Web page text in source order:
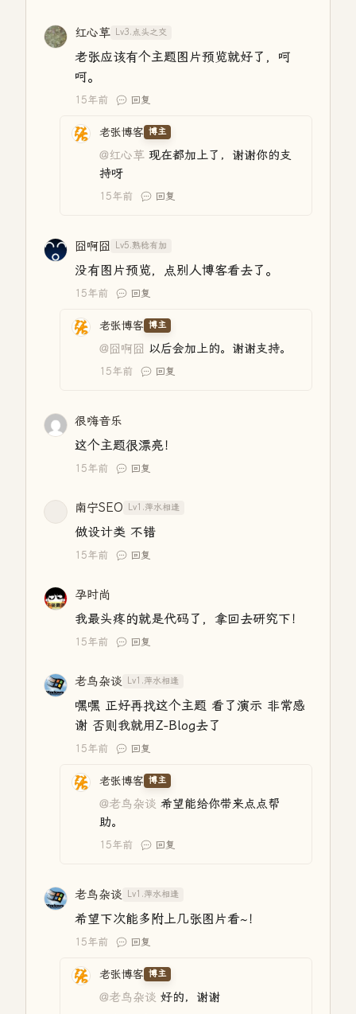
红心草 Lv3.点头之交
老张应该有个主题图片预览就好了，呵
呵。
15年前 回复
老张博客 博主
@红心草 现在都加上了，谢谢你的支
持呀
15年前 回复
囧啊囧 Lv5.熟稔有加
没有图片预览，点别人博客看去了。
15年前 回复
老张博客 博主
@囧啊囧 以后会加上的。谢谢支持。
15年前 回复
很嗨音乐
这个主题很漂亮！
15年前 回复
南宁SEO Lv1.萍水相逢
做设计类 不错
15年前 回复
孕时尚
我最头疼的就是代码了，拿回去研究下！
15年前 回复
老鸟杂谈 Lv1.萍水相逢
嘿嘿 正好再找这个主题 看了演示 非常感
谢 否则我就用Z-Blog去了
15年前 回复
老张博客 博主
@老鸟杂谈 希望能给你带来点点帮
助。
15年前 回复
老鸟杂谈 Lv1.萍水相逢
希望下次能多附上几张图片看~！
15年前 回复
老张博客 博主
@老鸟杂谈 好的，谢谢